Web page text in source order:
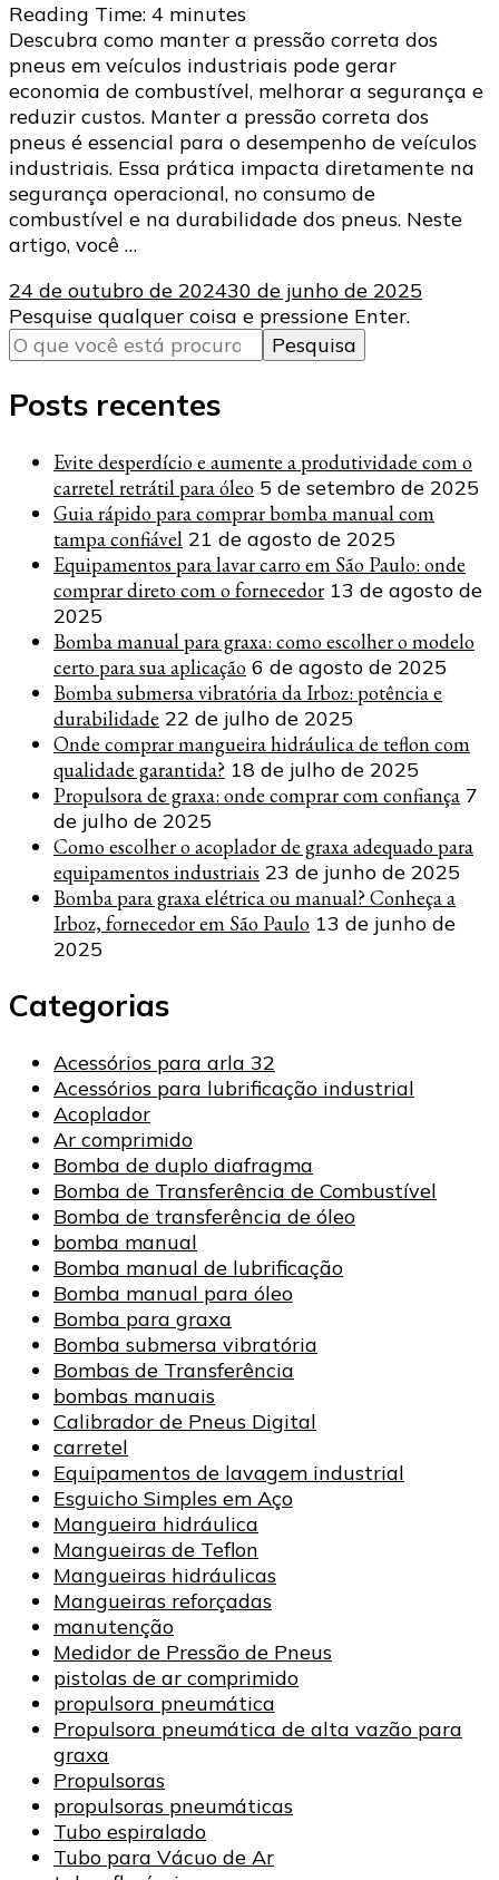
Reading Time: 4 minutes
Descubra como manter a pressão correta dos
pneus em veículos industriais pode gerar
economia de combustível, melhorar a segurança e
reduzir custos. Manter a pressão correta dos
pneus é essencial para o desempenho de veículos
industriais. Essa prática impacta diretamente na
segurança operacional, no consumo de
combustível e na durabilidade dos pneus. Neste
artigo, você …
24 de outubro de 202430 de junho de 2025
Procurando
algo?
Pesquise qualquer coisa e pressione Enter.
Posts recentes
Evite desperdício e aumente a produtividade com o
carretel retrátil para óleo 5 de setembro de 2025
Guia rápido para comprar bomba manual com
tampa confiável 21 de agosto de 2025
Equipamentos para lavar carro em São Paulo: onde
comprar direto com o fornecedor 13 de agosto de
2025
Bomba manual para graxa: como escolher o modelo
certo para sua aplicação 6 de agosto de 2025
Bomba submersa vibratória da Irboz: potência e
durabilidade 22 de julho de 2025
Onde comprar mangueira hidráulica de teflon com
qualidade garantida? 18 de julho de 2025
Propulsora de graxa: onde comprar com confiança 7
de julho de 2025
Como escolher o acoplador de graxa adequado para
equipamentos industriais 23 de junho de 2025
Bomba para graxa elétrica ou manual? Conheça a
Irboz, fornecedor em São Paulo 13 de junho de
2025
Categorias
Acessórios para arla 32
Acessórios para lubrificação industrial
Acoplador
Ar comprimido
Bomba de duplo diafragma
Bomba de Transferência de Combustível
Bomba de transferência de óleo
bomba manual
Bomba manual de lubrificação
Bomba manual para óleo
Bomba para graxa
Bomba submersa vibratória
Bombas de Transferência
bombas manuais
Calibrador de Pneus Digital
carretel
Equipamentos de lavagem industrial
Esguicho Simples em Aço
Mangueira hidráulica
Mangueiras de Teflon
Mangueiras hidráulicas
Mangueiras reforçadas
manutenção
Medidor de Pressão de Pneus
pistolas de ar comprimido
propulsora pneumática
Propulsora pneumática de alta vazão para
graxa
Propulsoras
propulsoras pneumáticas
Tubo espiralado
Tubo para Vácuo de Ar